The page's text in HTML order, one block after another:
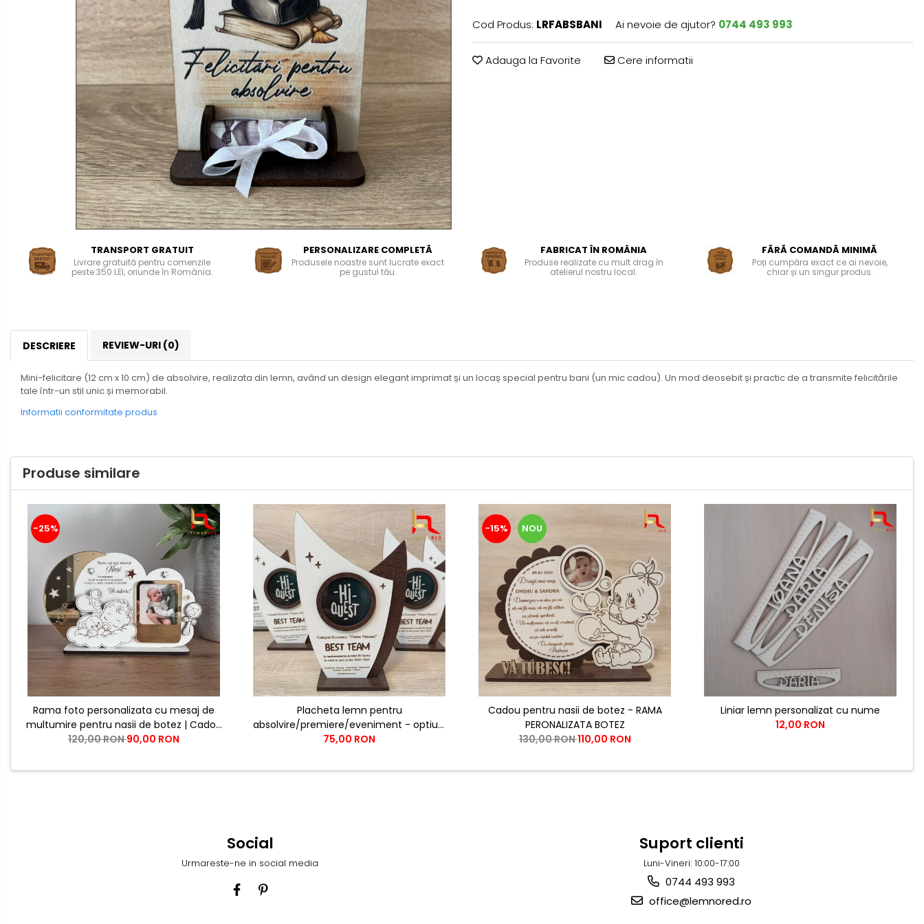
Suporturi si platouri
Rame foto / Decoratiuni
Rame/trofee diverse meserii
Cadouri pentru dascali
Alte obiecte decorative
Evenimente
speciale
Aranjamente baloane
Lumanari pentru tort
Propsuri si ghirlande
Nunta
Botez
Accesorii botez
Mărturii
Pachete cadou Craciun
Paste
Valentines Day
Cadouri indragostiti
1-8 Martie
Scoala/Absolvire
Magneti
personalizati
Bucataria
LemnoRed
Tocatoare si ustensile
Cutii pentru vin
Suporturi pahare
Diverse
Cutii aranjamente florale
Placute ABS (metalex)
PRODUSUL
%
Promotii
Cod Produs: LRFABSBANI Ai nevoie de ajutor? 0744 493 993
Adauga la Favorite Cere informatii
TRANSPORT GRATUIT
Livrare gratuită pentru comenzile
peste 350 LEI, oriunde în România.
PERSONALIZARE COMPLETĂ
Produsele noastre sunt lucrate exact
pe gustul tău.
FABRICAT ÎN ROMÂNIA
Produse realizate cu mult drag în
atelierul nostru local.
FĂRĂ COMANDĂ MINIMĂ
Poți cumpăra exact ce ai nevoie,
chiar și un singur produs.
DESCRIERE REVIEW-URI (0)
Mini-felicitare (12 cm x 10 cm) de absolvire, realizata din lemn, având un design elegant imprimat și un locaș special pentru bani (un mic cadou). Un mod deosebit și practic de a transmite felicitările
tale într-un stil unic și memorabil.
Informatii conformitate produs
Produse similare
-25%
Rama foto personalizata cu mesaj de
multumire pentru nasii de botez | Cadou
emotional pentru nasi
120,00 RON90,00 RON
Placheta lemn pentru
absolvire/premiere/eveniment - optiuni
de personalizare nelimitate
75,00 RON
-15% NOU
Cadou pentru nasii de botez - RAMA
PERONALIZATA BOTEZ
130,00 RON110,00 RON
Liniar lemn personalizat cu nume
12,00 RON
Social
Urmareste-ne in social media
Suport clienti
Luni-Vineri: 10:00-17:00
0744 493 993
office@lemnored.ro